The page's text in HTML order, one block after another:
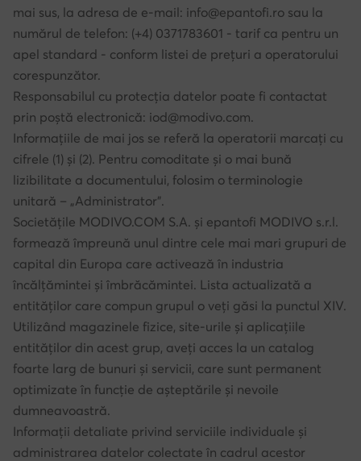
mai sus, la adresa de e-mail: info@epantofi.ro sau la
numărul de telefon: (+4) 0371783601 - tarif ca pentru un
apel standard - conform listei de prețuri a operatorului
corespunzător.
Responsabilul cu protecția datelor poate fi contactat
prin poștă electronică: iod@modivo.com.
Informațiile de mai jos se referă la operatorii marcați cu
cifrele (1) și (2). Pentru comoditate și o mai bună
lizibilitate a documentului, folosim o terminologie
unitară – „Administrator”.
Societățile MODIVO.COM S.A. și epantofi MODIVO s.r.l.
formează împreună unul dintre cele mai mari grupuri de
capital din Europa care activează în industria
încălțămintei și îmbrăcămintei. Lista actualizată a
entităților care compun grupul o veți găsi la punctul XIV.
Utilizând magazinele fizice, site-urile și aplicațiile
entităților din acest grup, aveți acces la un catalog
foarte larg de bunuri și servicii, care sunt permanent
optimizate în funcție de așteptările și nevoile
dumneavoastră.
Informații detaliate privind serviciile individuale și
administrarea datelor colectate în cadrul acestor